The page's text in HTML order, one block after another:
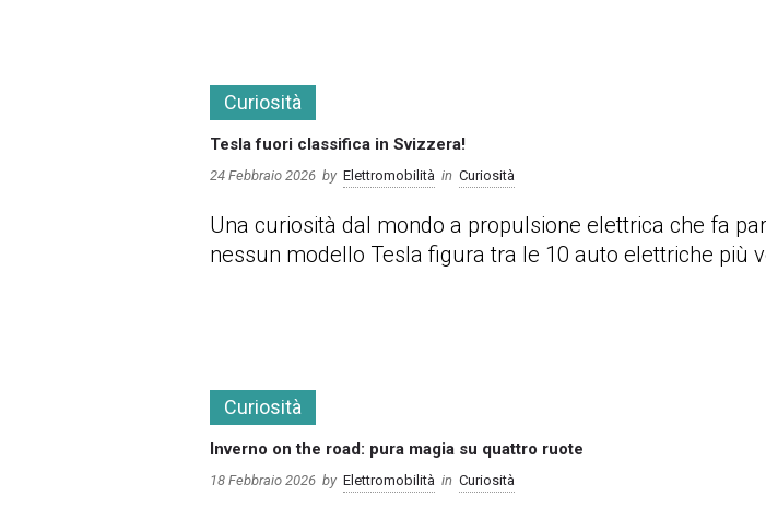
Curiosità
Tesla fuori classifica in Svizzera!
24 Febbraio 2026 by Elettromobilità in Curiosità
Una curiosità dal mondo a propulsione elettrica che fa
nessun modello Tesla figura tra le 10 auto elettriche più
Curiosità
Inverno on the road: pura magia su quattro ruote
18 Febbraio 2026 by Elettromobilità in Curiosità